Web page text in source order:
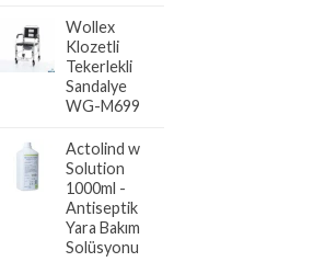
was:
₺699,90.
Wollex
Klozetli
Tekerlekli
Sandalye
WG-M699
Actolind w
Solution
1000ml -
Antiseptik
Yara Bakım
Solüsyonu